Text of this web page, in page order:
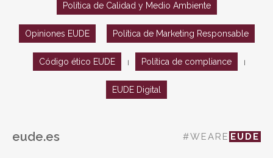
Política de Calidad y Medio Ambiente
Opiniones EUDE Política de Marketing Responsable
Código ético EUDE Política de compliance
EUDE Digital
eude.es #WEARE EUDE